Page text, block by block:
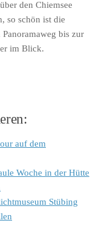
den Chiemsee
so schön ist die
bis zur
im Blick.
auf dem
Woche in der Hütte
Stübing